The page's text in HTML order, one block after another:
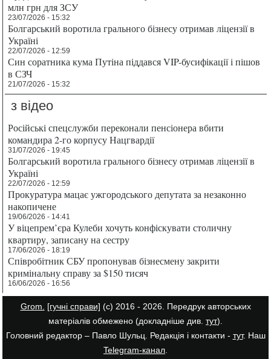
млн грн для ЗСУ
23/07/2026 - 15:32
Болгарський воротила грального бізнесу отримав ліцензії в
Україні
22/07/2026 - 12:59
Син соратника кума Путіна піддався VIP-бусифікації і пішов
в СЗЧ
21/07/2026 - 15:32
з відео
Російські спецслужби переконали пенсіонера вбити
командира 2-го корпусу Нацгвардії
31/07/2026 - 19:45
Болгарський воротила грального бізнесу отримав ліцензії в
Україні
22/07/2026 - 12:59
Прокуратура мацає ужгородського депутата за незаконно
накопичене
19/06/2026 - 14:41
У віцепрем’єра Кулеби хочуть конфіскувати столичну
квартиру, записану на сестру
17/06/2026 - 18:19
Співробітник СБУ пропонував бізнесмену закрити
кримінальну справу за $150 тисяч
16/06/2026 - 16:56
Grom. [гучні справи] (с) 2016 - 2026. Передрук авторських
матеріалів обмежено (докладніше див. тут).
Головний редактор – Павло Шульц. Редакція і контакти - тут. Наш
Telegram-канал